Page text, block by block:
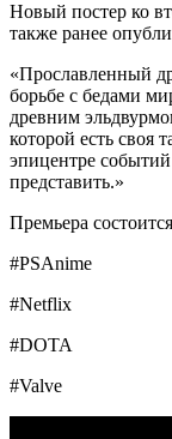
Новый постер ко
также ранее
«Прославленный
борьбе с бедами
древним
которой есть своя
эпицентре
представить.»
Премьера
#PSAnime
#Netflix
#DOTA
#Valve